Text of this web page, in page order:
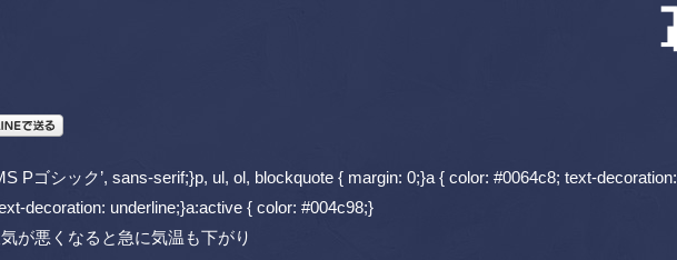
Pゴシック’, sans-serif;}p, ul, ol, blockquote { margin: 0;}a { color: #0064c8; text-decoration:
decoration: underline;}a:active { color: #004c98;}
が悪くなると急に気温も下がり